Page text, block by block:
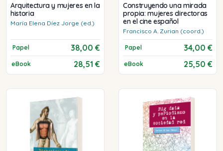
Arquitectura y mujeres en la
historia
María Elena Díez Jorge (ed.)
Papel 38,00 €
eBook 28,51 €
Construyendo una mirada
propia: mujeres directoras
en el cine español
Francisco A. Zurian (coord.)
Papel 34,00 €
eBook 25,50 €